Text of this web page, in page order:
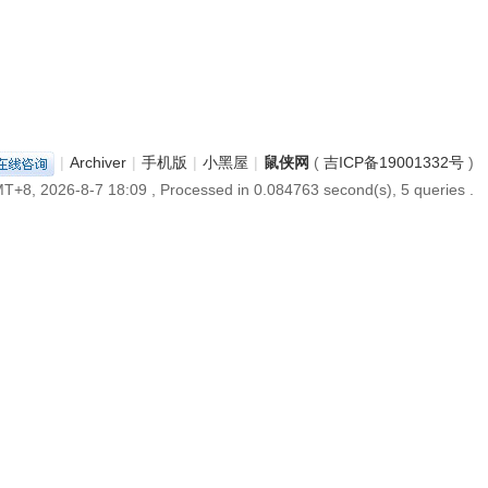
| Archiver | 手机版 | 小黑屋 | 鼠侠网 ( 吉ICP备19001332号)
2026-8-7 18:09 , Processed in 0.084763 second(s), 5 queries .